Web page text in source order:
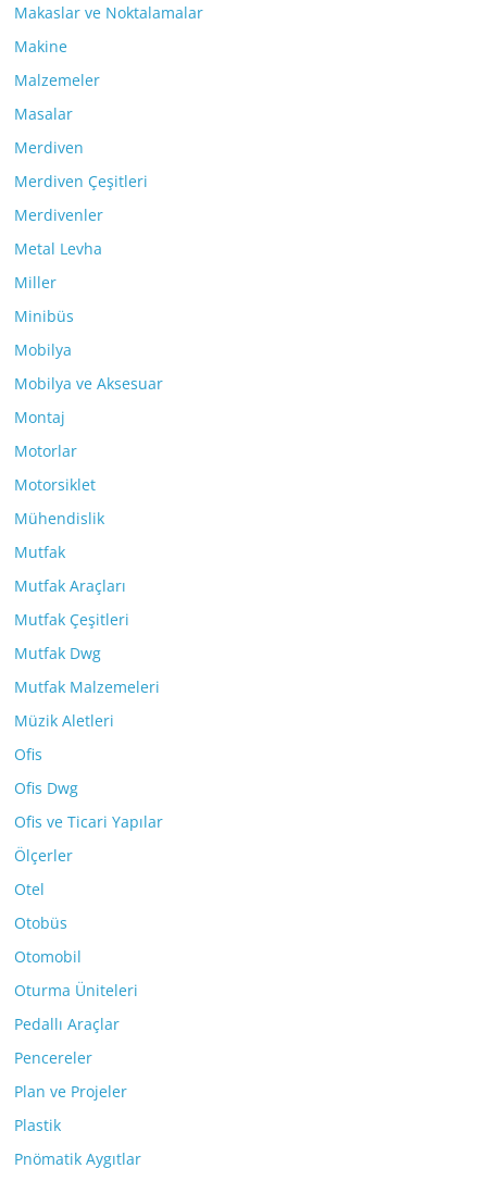
Makaslar ve Noktalamalar
Makine
Malzemeler
Masalar
Merdiven
Merdiven Çeşitleri
Merdivenler
Metal Levha
Miller
Minibüs
Mobilya
Mobilya ve Aksesuar
Montaj
Motorlar
Motorsiklet
Mühendislik
Mutfak
Mutfak Araçları
Mutfak Çeşitleri
Mutfak Dwg
Mutfak Malzemeleri
Müzik Aletleri
Ofis
Ofis Dwg
Ofis ve Ticari Yapılar
Ölçerler
Otel
Otobüs
Otomobil
Oturma Üniteleri
Pedallı Araçlar
Pencereler
Plan ve Projeler
Plastik
Pnömatik Aygıtlar